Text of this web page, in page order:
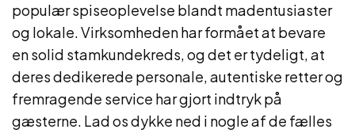
populær spiseoplevelse blandt madentusiaster
og lokale. Virksomheden har formået at bevare
en solid stamkundekreds, og det er tydeligt, at
deres dedikerede personale, autentiske retter og
fremragende service har gjort indtryk på
gæsterne. Lad os dykke ned i nogle af de fælles